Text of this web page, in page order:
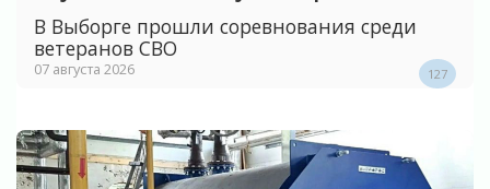
В Выборге прошли соревнования среди
ветеранов СВО
07 августа 2026 127